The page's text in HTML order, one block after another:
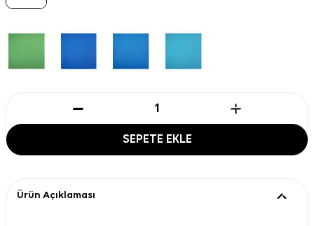
SEPETE EKLE
Ürün Açıklaması